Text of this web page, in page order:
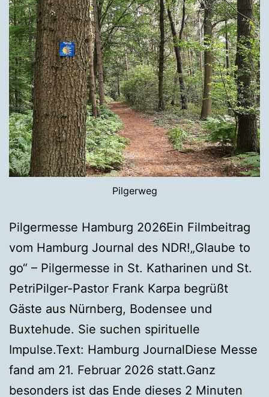
Pilgerweg
Pilgermesse Hamburg 2026Ein Filmbeitrag
vom Hamburg Journal des NDR!„Glaube to
go“ – Pilgermesse in St. Katharinen und St.
PetriPilger-Pastor Frank Karpa begrüßt
Gäste aus Nürnberg, Bodensee und
Buxtehude. Sie suchen spirituelle
Impulse.Text: Hamburg JournalDiese Messe
fand am 21. Februar 2026 statt.Ganz
besonders ist das Ende dieses 2 Minuten